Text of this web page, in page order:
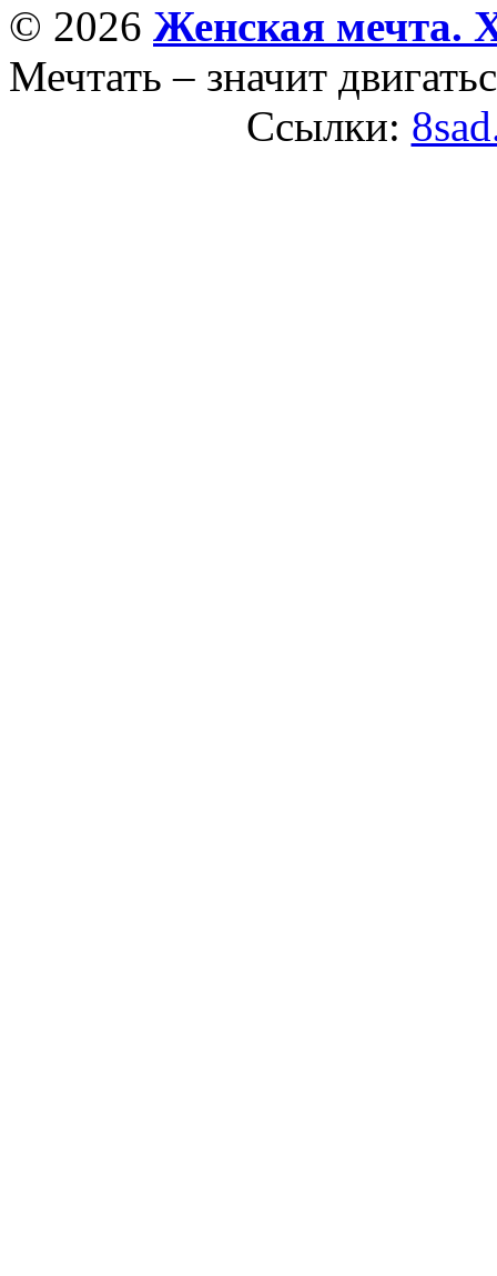
© 2026 Женская мечта.
Мечтать – значит
Ссылки: